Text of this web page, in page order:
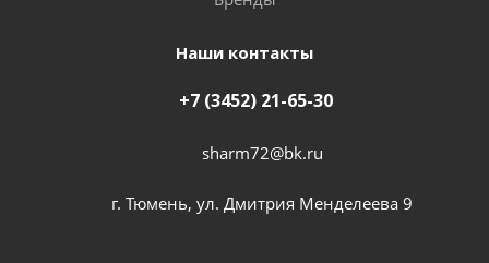
Наши контакты
+7 (3452) 21-65-30
sharm72@bk.ru
г. Тюмень, ул. Дмитрия Менделеева 9